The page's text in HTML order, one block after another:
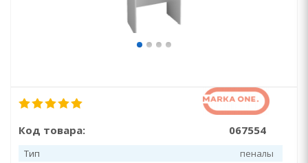
Код товара: 067554
Тип
пеналы